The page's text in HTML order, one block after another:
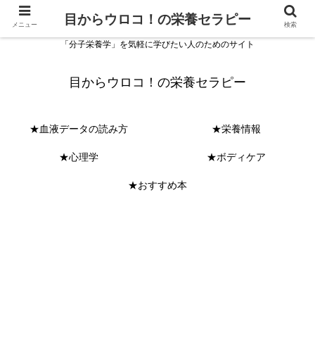
「分子栄養学」を気軽に学びたい人のためのサイト
目からウロコ！の栄養セラピー
★血液データの読み方 ★栄養情報
★心理学 ★ボディケア
★おすすめ本
メニュー 目からウロコ！の栄養セラピー 検索